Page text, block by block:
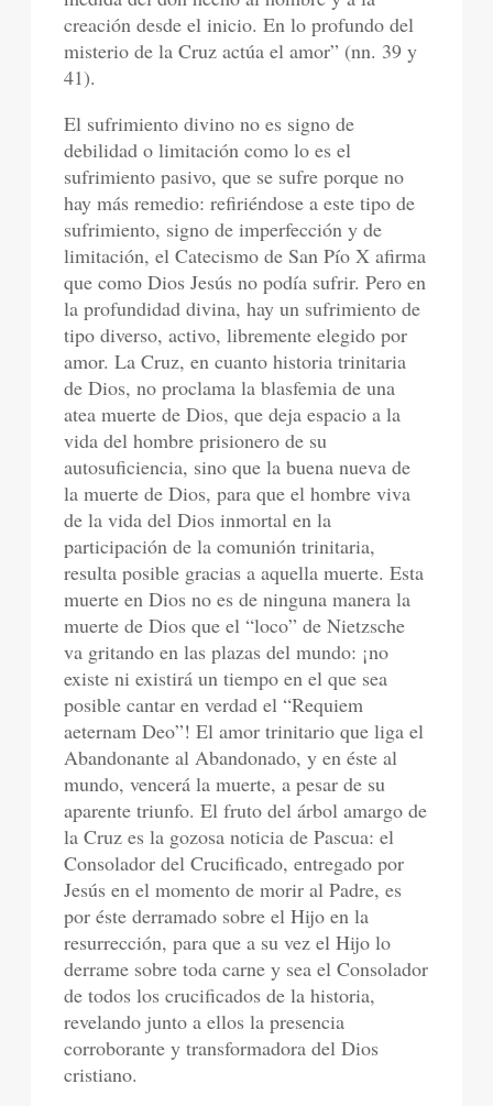
creación desde el inicio. En lo profundo del
misterio de la Cruz actúa el amor” (nn. 39 y
41).
El sufrimiento divino no es signo de
debilidad o limitación como lo es el
sufrimiento pasivo, que se sufre porque no
hay más remedio: refiriéndose a este tipo de
sufrimiento, signo de imperfección y de
limitación, el Catecismo de San Pío X afirma
que como Dios Jesús no podía sufrir. Pero en
la profundidad divina, hay un sufrimiento de
tipo diverso, activo, libremente elegido por
amor. La Cruz, en cuanto historia trinitaria
de Dios, no proclama la blasfemia de una
atea muerte de Dios, que deja espacio a la
vida del hombre prisionero de su
autosuficiencia, sino que la buena nueva de
la muerte de Dios, para que el hombre viva
de la vida del Dios inmortal en la
participación de la comunión trinitaria,
resulta posible gracias a aquella muerte. Esta
muerte en Dios no es de ninguna manera la
muerte de Dios que el “loco” de Nietzsche
va gritando en las plazas del mundo: ¡no
existe ni existirá un tiempo en el que sea
posible cantar en verdad el “Requiem
aeternam Deo”! El amor trinitario que liga el
Abandonante al Abandonado, y en éste al
mundo, vencerá la muerte, a pesar de su
aparente triunfo. El fruto del árbol amargo de
la Cruz es la gozosa noticia de Pascua: el
Consolador del Crucificado, entregado por
Jesús en el momento de morir al Padre, es
por éste derramado sobre el Hijo en la
resurrección, para que a su vez el Hijo lo
derrame sobre toda carne y sea el Consolador
de todos los crucificados de la historia,
revelando junto a ellos la presencia
corroborante y transformadora del Dios
cristiano.